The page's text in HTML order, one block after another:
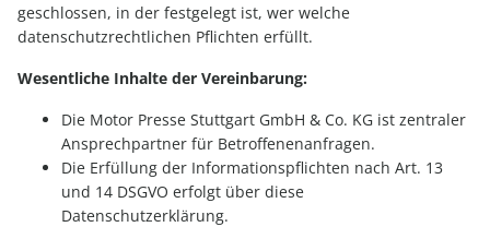
geschlossen, in der festgelegt ist, wer welche
datenschutzrechtlichen Pflichten erfüllt.
Wesentliche Inhalte der Vereinbarung:
Die Motor Presse Stuttgart GmbH & Co. KG ist zentraler
Ansprechpartner für Betroffenenanfragen.
Die Erfüllung der Informationspflichten nach Art. 13
und 14 DSGVO erfolgt über diese
Datenschutzerklärung.